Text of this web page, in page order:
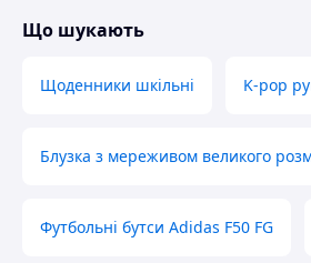
Що шукають
Щоденники шкільні K-pop
Блузка з мереживом великого
Футбольні бутси Adidas F50 FG